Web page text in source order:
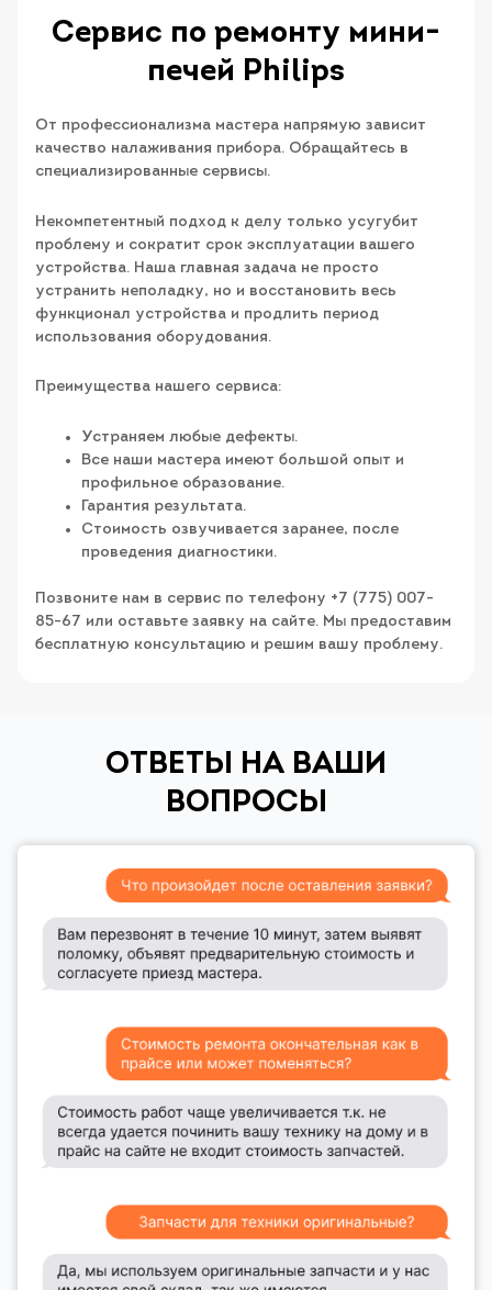
Сервис по ремонту мини-
печей Philips
От профессионализма мастера напрямую зависит
качество налаживания прибора. Обращайтесь в
специализированные сервисы.
Некомпетентный подход к делу только усугубит
проблему и сократит срок эксплуатации вашего
устройства. Наша главная задача не просто
устранить неполадку, но и восстановить весь
функционал устройства и продлить период
использования оборудования.
Преимущества нашего сервиса:
Устраняем любые дефекты.
Все наши мастера имеют большой опыт и
профильное образование.
Гарантия результата.
Стоимость озвучивается заранее, после
проведения диагностики.
Позвоните нам в сервис по телефону +7 (775) 007-
85-67 или оставьте заявку на сайте. Мы предоставим
бесплатную консультацию и решим вашу проблему.
ОТВЕТЫ НА ВАШИ
ВОПРОСЫ